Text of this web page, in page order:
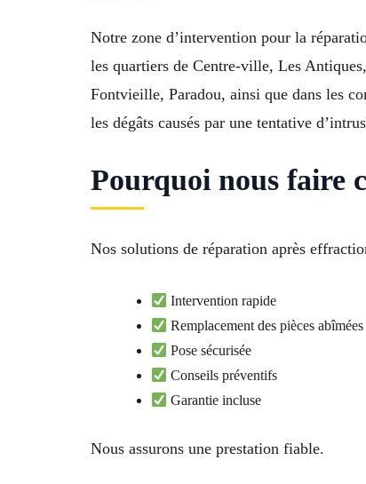
Notre zone d’intervention pour la
les quartiers de Centre-ville, Les
Fontvieille, Paradou, ainsi que dans les
les dégâts causés par une tentative
Pourquoi nous faire
Nos solutions de réparation après
Intervention rapide
Remplacement des pièces abîmées
Pose sécurisée
Conseils préventifs
Garantie incluse
Nous assurons une prestation fiable.